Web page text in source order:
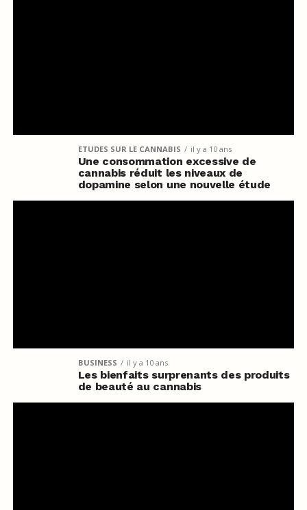
ETUDES SUR LE CANNABIS il y a 10 ans
Une consommation excessive de
cannabis réduit les niveaux de
dopamine selon une nouvelle étude
BUSINESS il y a 10 ans
Les bienfaits surprenants des produits
de beauté au cannabis